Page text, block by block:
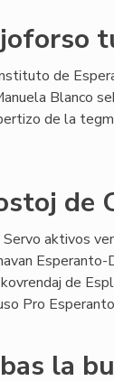
de
Blanco
de la
de
aktivos
Esperanto-
de
Pro
la